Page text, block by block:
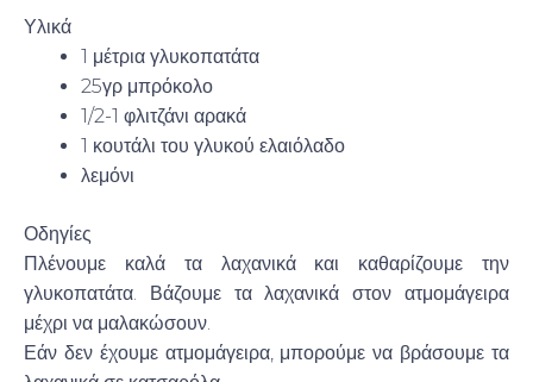
Υλικά
1 μέτρια γλυκοπατάτα
25γρ μπρόκολο
1/2-1 φλιτζάνι αρακά
1 κουτάλι του γλυκού ελαιόλαδο
λεμόνι
Οδηγίες
Πλένουμε καλά τα λαχανικά και καθαρίζουμε την
γλυκοπατάτα. Βάζουμε τα λαχανικά στον ατμομάγειρα
μέχρι να μαλακώσουν.
Εάν δεν έχουμε ατμομάγειρα, μπορούμε να βράσουμε τα